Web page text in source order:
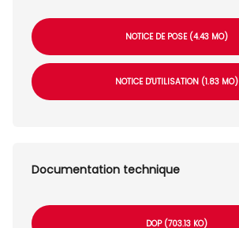
NOTICE DE POSE (4.43 MO)
NOTICE D'UTILISATION (1.83 MO)
Documentation technique
DOP (703.13 KO)